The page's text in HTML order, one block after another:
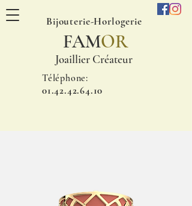
Bijouterie-Horlogerie
FAMOR
Joaillier Créateur
Téléphone:
01.42.42.64.10